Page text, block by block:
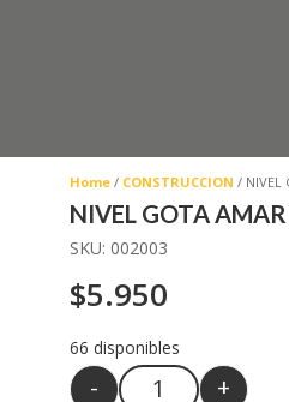
Home/ CONSTRUCCION / NIVEL
NIVEL GOTA
SKU: 002003
$5.950
66 disponibles
- +